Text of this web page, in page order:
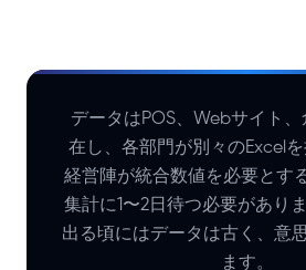
データはPOS、Webサイト
在し、各部門が別々のExcelを
経営陣が統合数値を必要とす
集計に1〜2日待つ必要があり
出る頃にはデータは古く、意
ます。